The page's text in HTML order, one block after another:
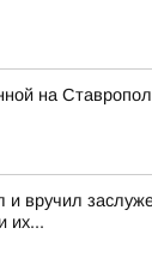
на
вручил
их...